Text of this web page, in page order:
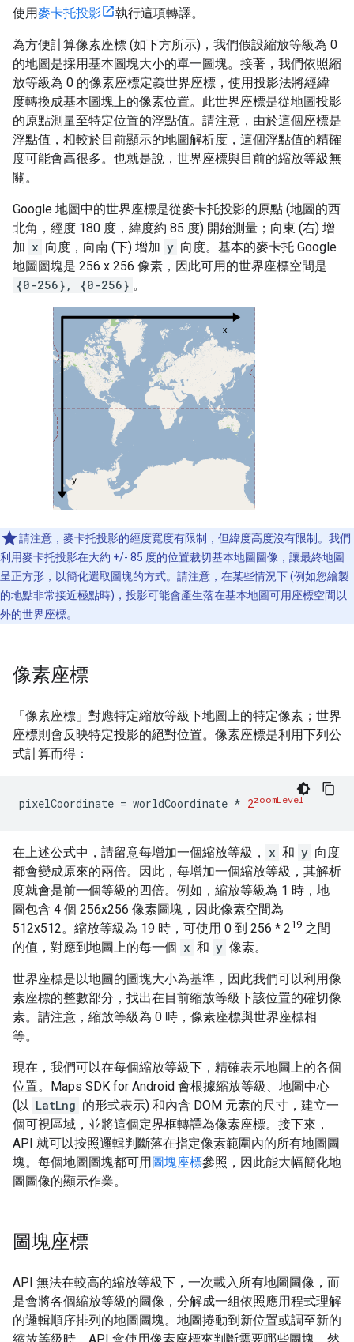
使用麥卡托投影 執行這項轉譯。
為方便計算像素座標 (如下方所示)，我們假設縮放等級為 0
的地圖是採用基本圖塊大小的單一圖塊。接著，我們依照縮
放等級為 0 的像素座標定義世界座標，使用投影法將經緯
度轉換成基本圖塊上的像素位置。此世界座標是從地圖投影
的原點測量至特定位置的浮點值。請注意，由於這個座標是
浮點值，相較於目前顯示的地圖解析度，這個浮點值的精確
度可能會高很多。也就是說，世界座標與目前的縮放等級無
關。
Google 地圖中的世界座標是從麥卡托投影的原點 (地圖的西
北角，經度 180 度，緯度約 85 度) 開始測量；向東 (右) 增
加 x 向度，向南 (下) 增加 y 向度。基本的麥卡托 Google
地圖圖塊是 256 x 256 像素，因此可用的世界座標空間是
{0-256}, {0-256} 。
請注意，麥卡托投影的經度寬度有限制，但緯度高度沒有限制。我們
利用麥卡托投影在大約 +/- 85 度的位置裁切基本地圖圖像，讓最終地圖
呈正方形，以簡化選取圖塊的方式。請注意，在某些情況下 (例如您繪製
的地點非常接近極點時)，投影可能會產生落在基本地圖可用座標空間以
外的世界座標。
像素座標
「像素座標」 對應特定縮放等級下地圖上的特定像素；世界
座標則會反映特定投影的絕對位置。像素座標是利用下列公
式計算而得：
pixelCoordinate = worldCoordinate * 2zoomLevel
在上述公式中，請留意每增加一個縮放等級， x 和 y 向度
都會變成原來的兩倍。因此，每增加一個縮放等級，其解析
度就會是前一個等級的四倍。例如，縮放等級為 1 時，地
圖包含 4 個 256x256 像素圖塊，因此像素空間為
512x512。縮放等級為 19 時，可使用 0 到 256 * 219 之間
的值，對應到地圖上的每一個 x 和 y 像素。
世界座標是以地圖的圖塊大小為基準，因此我們可以利用像
素座標的整數部分，找出在目前縮放等級下該位置的確切像
素。請注意，縮放等級為 0 時，像素座標與世界座標相
等。
現在，我們可以在每個縮放等級下，精確表示地圖上的各個
位置。Maps SDK for Android 會根據縮放等級、地圖中心
(以 LatLng 的形式表示) 和內含 DOM 元素的尺寸，建立一
個可視區域，並將這個定界框轉譯為像素座標。接下來，
API 就可以按照邏輯判斷落在指定像素範圍內的所有地圖圖
塊。每個地圖圖塊都可用圖塊座標參照，因此能大幅簡化地
圖圖像的顯示作業。
圖塊座標
API 無法在較高的縮放等級下，一次載入所有地圖圖像，而
是會將各個縮放等級的圖像，分解成一組依照應用程式理解
的邏輯順序排列的地圖圖塊。地圖捲動到新位置或調至新的